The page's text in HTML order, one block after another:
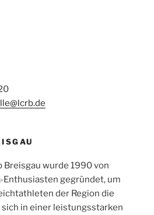
wurde 1990 von
gegründet, um
der Region die
in einer leistungsstarken